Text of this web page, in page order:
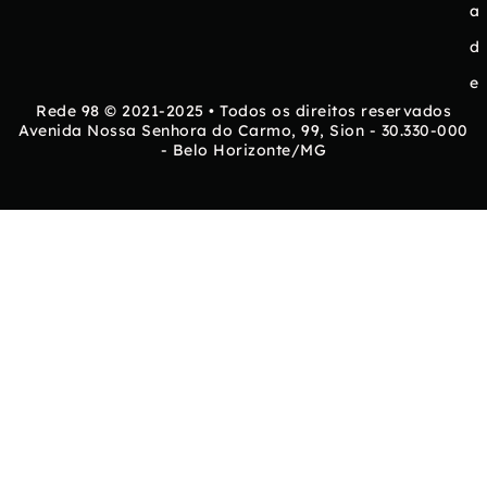
a
d
e
Rede 98 © 2021-2025 • Todos os direitos reservados
Avenida Nossa Senhora do Carmo, 99, Sion - 30.330-000
- Belo Horizonte/MG